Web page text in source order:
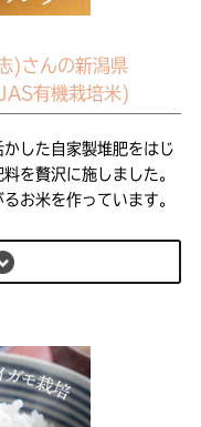
)さんの新潟県
有機栽培米)
した自家製堆肥をはじ
を贅沢に施しました。
お米を作っています。